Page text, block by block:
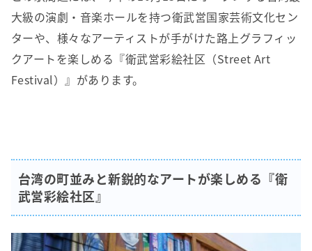
大級の演劇・音楽ホールを持つ衛武営国家芸術文化セン
ターや、様々なアーティストが手がけた路上グラフィッ
クアートを楽しめる『衛武営彩絵社区（Street Art
Festival）』があります。
台湾の町並みと新鋭的なアートが楽しめる『衛
武営彩絵社区』